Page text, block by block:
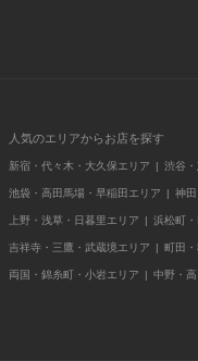
人気のエリアからお店を探す
新宿・代々木・大久保エリア 渋谷
池袋・高田馬場・早稲田エリア 神
上野・浅草・日暮里エリア 浜松町
吉祥寺・三鷹・武蔵境エリア 町田
両国・錦糸町・小岩エリア 中野・